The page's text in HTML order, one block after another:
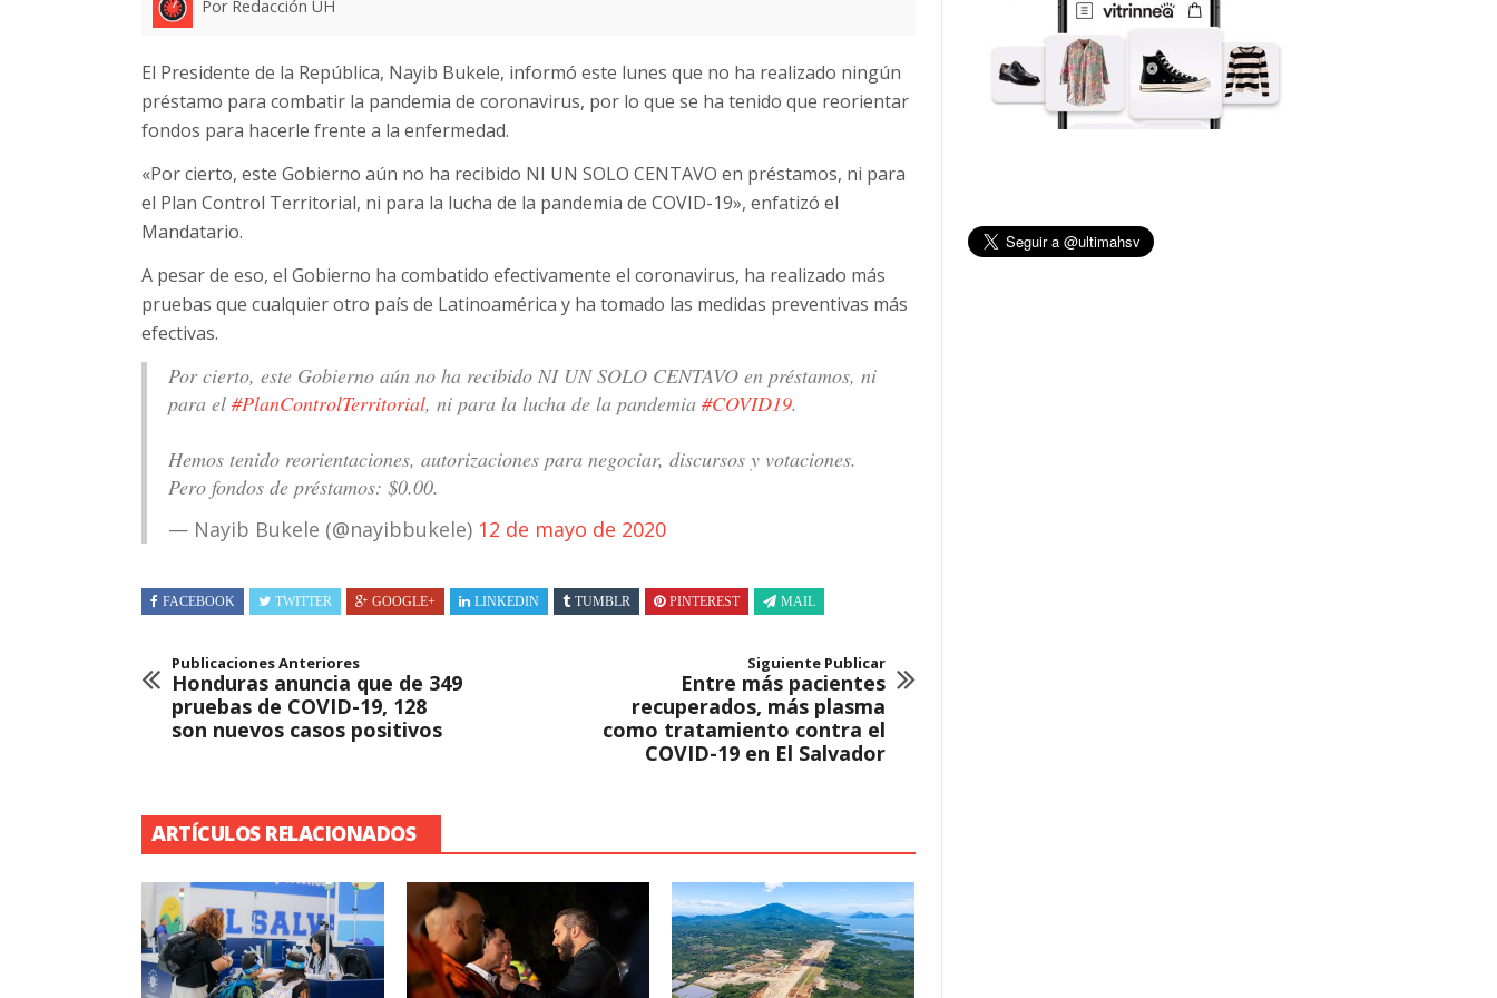
Por Redacción UH
El Presidente de la República, Nayib Bukele, informó este lunes que no ha realizado ningún
préstamo para combatir la pandemia de coronavirus, por lo que se ha tenido que reorientar
fondos para hacerle frente a la enfermedad.
«Por cierto, este Gobierno aún no ha recibido NI UN SOLO CENTAVO en préstamos, ni para
el Plan Control Territorial, ni para la lucha de la pandemia de COVID-19», enfatizó el
Mandatario.
A pesar de eso, el Gobierno ha combatido efectivamente el coronavirus, ha realizado más
pruebas que cualquier otro país de Latinoamérica y ha tomado las medidas preventivas más
efectivas.
Por cierto, este Gobierno aún no ha recibido NI UN SOLO CENTAVO en préstamos, ni
para el #PlanControlTerritorial, ni para la lucha de la pandemia #COVID19.
Hemos tenido reorientaciones, autorizaciones para negociar, discursos y votaciones.
Pero fondos de préstamos: $0.00.
— Nayib Bukele (@nayibbukele) 12 de mayo de 2020
FACEBOOK TWITTER GOOGLE+ LINKEDIN TUMBLR PINTEREST MAIL
Publicaciones Anteriores
Honduras anuncia que de 349
pruebas de COVID-19, 128
son nuevos casos positivos
Siguiente Publicar
Entre más pacientes
recuperados, más plasma
como tratamiento contra el
COVID-19 en El Salvador
ARTÍCULOS RELACIONADOS